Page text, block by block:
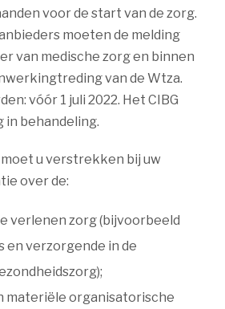
voor de start van de zorg.
moeten de melding
van medische zorg en binnen
van de Wtza.
vóór 1 juli 2022. Het CIBG
in behandeling.
u verstrekken bij uw
over de:
verlenen zorg (bijvoorbeeld
en verzorgende in de
materiële organisatorische